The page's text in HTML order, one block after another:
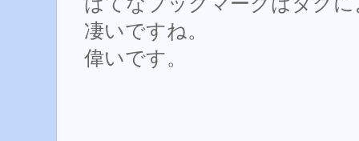
凄いですね。
偉いです。